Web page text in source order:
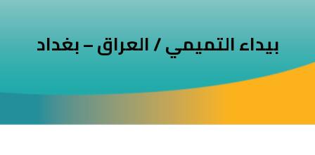
ى
بيداء التميمي / العراق – بغداد